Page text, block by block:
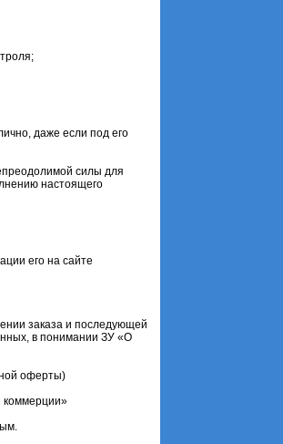
даже если под его
силы для
настоящего
его на сайте
заказа и последующей
в понимании ЗУ «О
оферты)
коммерции»